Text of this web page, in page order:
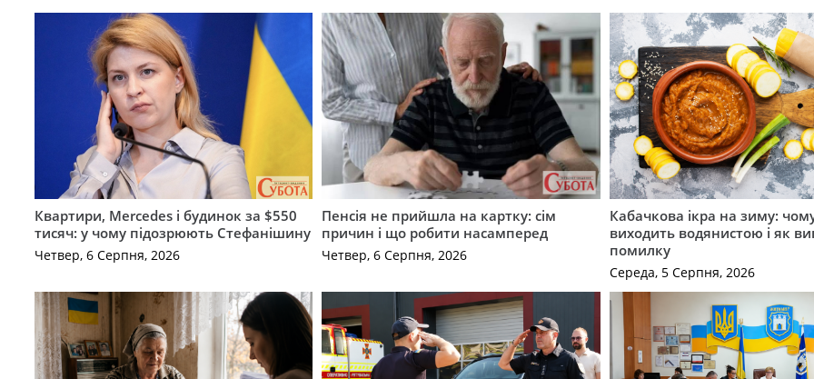
Квартири, Mercedes і будинок за $550
тисяч: у чому підозрюють Стефанішину
Четвер, 6 Серпня, 2026
Пенсія не прийшла на картку: сім
причин і що робити насамперед
Четвер, 6 Серпня, 2026
Кабачкова ікра на зиму:
виходить водянистою і як
помилку
Середа, 5 Серпня, 2026